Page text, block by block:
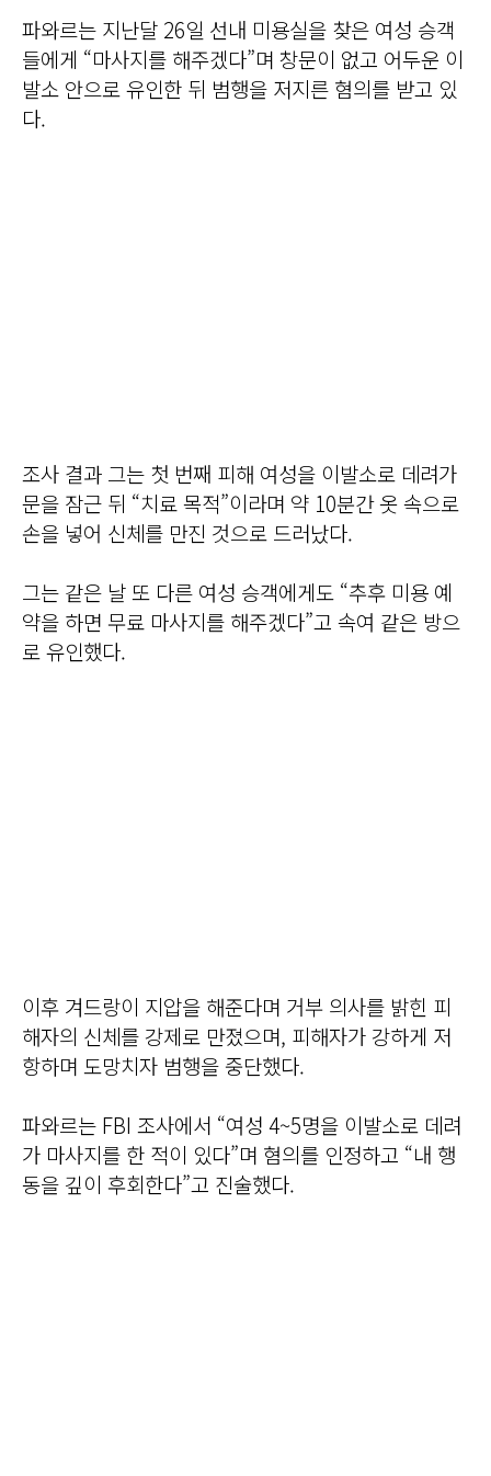
파와르는 지난달 26일 선내 미용실을 찾은 여성 승객
들에게 “마사지를 해주겠다”며 창문이 없고 어두운 이
발소 안으로 유인한 뒤 범행을 저지른 혐의를 받고 있
다.
조사 결과 그는 첫 번째 피해 여성을 이발소로 데려가
문을 잠근 뒤 “치료 목적”이라며 약 10분간 옷 속으로
손을 넣어 신체를 만진 것으로 드러났다.
그는 같은 날 또 다른 여성 승객에게도 “추후 미용 예
약을 하면 무료 마사지를 해주겠다”고 속여 같은 방으
로 유인했다.
이후 겨드랑이 지압을 해준다며 거부 의사를 밝힌 피
해자의 신체를 강제로 만졌으며, 피해자가 강하게 저
항하며 도망치자 범행을 중단했다.
파와르는 FBI 조사에서 “여성 4~5명을 이발소로 데려
가 마사지를 한 적이 있다”며 혐의를 인정하고 “내 행
동을 깊이 후회한다”고 진술했다.